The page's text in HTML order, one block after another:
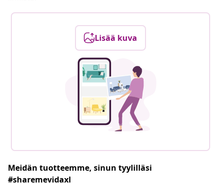
Lisää kuva
Meidän tuotteemme, sinun tyylilläsi
#sharemevidaxl